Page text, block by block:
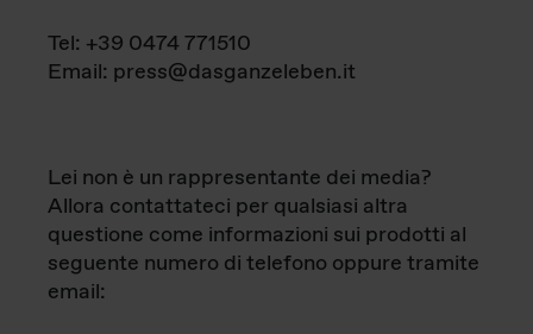
Tel: +39 0474 771510
Email: press@dasganzeleben.it
Lei non è un rappresentante dei media?
Allora contattateci per qualsiasi altra
questione come informazioni sui prodotti al
seguente numero di telefono oppure tramite
email: